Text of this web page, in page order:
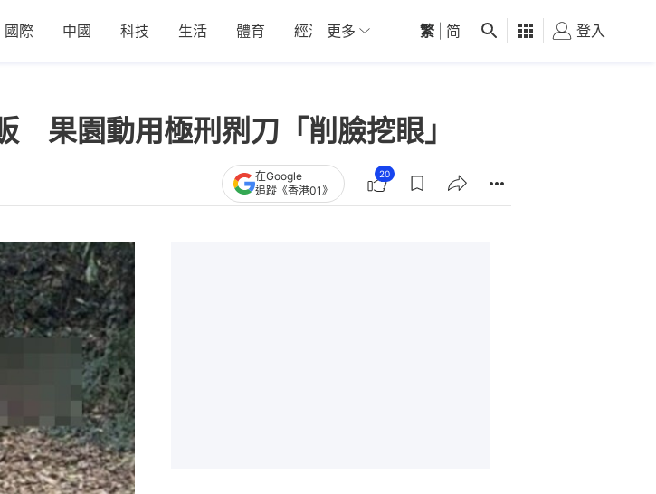
國際 中國 科技 生活 體育 經濟 01深圳 觀點 健康 好食玩飛
更多 繁 简 登入
果園動用極刑𠝹刀「削臉挖眼」
在Google
追蹤《香港01》
20